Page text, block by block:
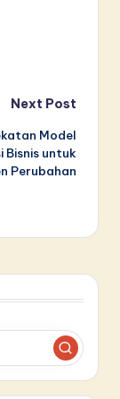
Next Post
Model
Bisnis untuk
Perubahan